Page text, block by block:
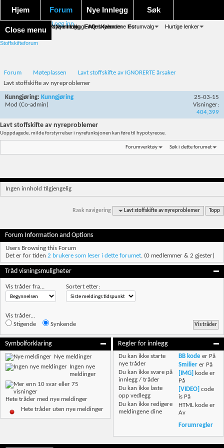
Hjem Forum
Nye innlegg FAQ Kalender Forumvalg Hurtige lenker
Nye Innlegg
Nye innlegg Merk forumene lest
Søk
Avansert søk Emneskyen
Close menu
Logg inn
Stoffskifteforum
Forum Møteplassen
Lavt stoffskifte av IGNORERTE årsaker
Lavt stoffskifte av nyreproblemer
Kunngjøring: Kunngjøring
Mod (Co-admin)
25-03-15
Visninger:
404,399
Lavt stoffskifte av nyreproblemer
Uoppdagede, milde forstyrrelser i nyrefunksjonen kan føre til hypotyreose.
Forumverktøy Søk i dette forumet
Ingen innhold tilgjengelig
Rask navigering Lavt stoffskifte av nyreproblemer Topp
Forum Information and Options
Users Browsing this Forum
Det er for tiden 2 brukere som leser i dette forumet. (0 medlemmer & 2 gjester)
Tråd visningsmuligheter
Vis tråder fra... Sortert etter:
Vis tråder...
Stigende
Synkende
Symbolforklaring
Nye meldinger
Ingen nye
meldinger
Hete tråder med nye meldinger
Hete tråder uten nye meldinger
Regler for innlegg
Du kan ikke starte
nye tråder
Du kan ikke svare på
innlegg / tråder
Du kan ikke laste
opp vedlegg
Du kan ikke redigere
meldingene dine
BB kode er På
Smilier er På
[IMG] kode er
På
[VIDEO] code
is På
HTML kode er
Av
Forumregler